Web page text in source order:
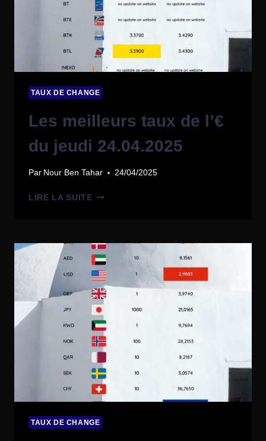
TAUX DE CHANGE
Les meilleurs taux de l’€
du jeudi 24.04.2025
Par Nour Ben Tahar 24/04/2025
LIRE LA SUITE
TAUX DE CHANGE